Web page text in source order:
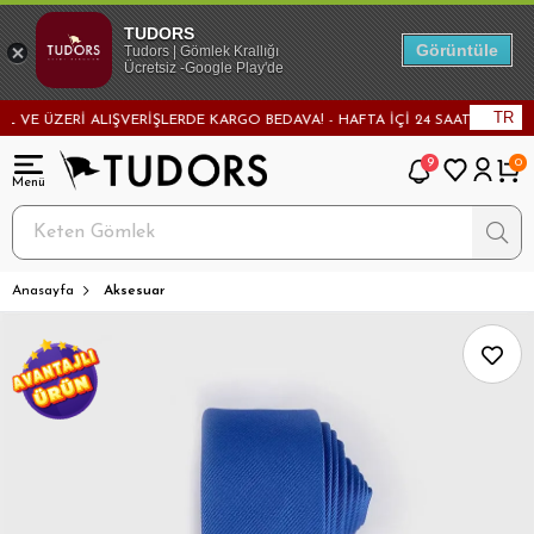
ÜZERİ ALIŞVERİŞLERDE KARGO BEDAVA! - HAFTA İÇİ 24 SAATTE TR
9 0
Anasayfa Aksesuar
TUDORS
Tudors | Gömlek Krallığı
Ücretsiz -Google Play'de
Görüntüle